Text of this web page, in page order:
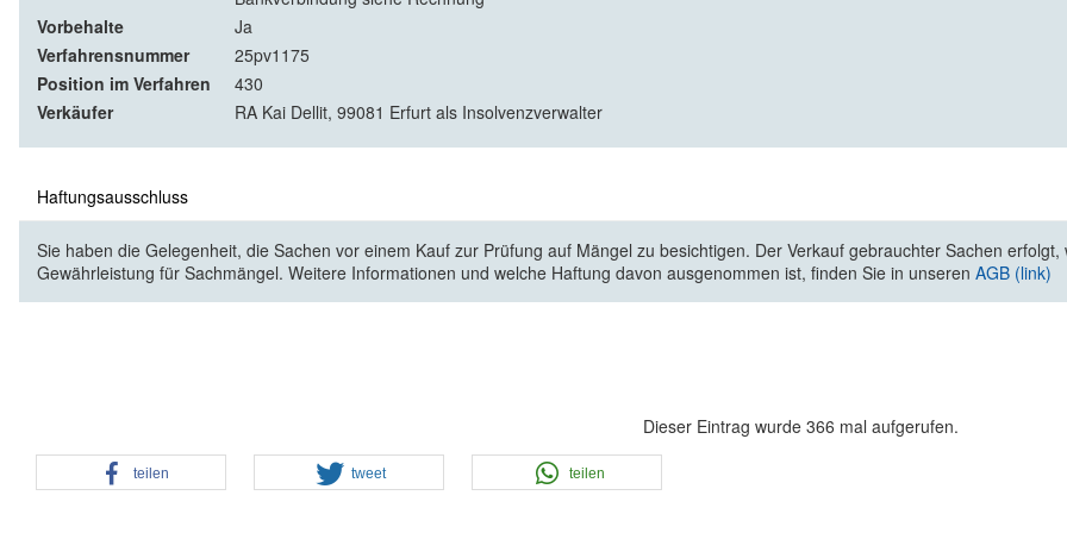
Vorbehalte
Ja
Verfahrensnummer
25pv1175
Position im Verfahren
430
Verkäufer
RA Kai Dellit, 99081 Erfurt als Insolvenzverwalter
Haftungsausschluss
Sie haben die Gelegenheit, die Sachen vor einem Kauf zur Prüfung auf Mängel zu besichtigen. Der Verkauf gebrauchter Sachen
Gewährleistung für Sachmängel. Weitere Informationen und welche Haftung davon ausgenommen ist, finden Sie in unseren AGB (link)
Dieser Eintrag wurde 366 mal aufgerufen.
teilen tweet teilen